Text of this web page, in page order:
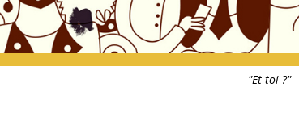
"Et toi ?"